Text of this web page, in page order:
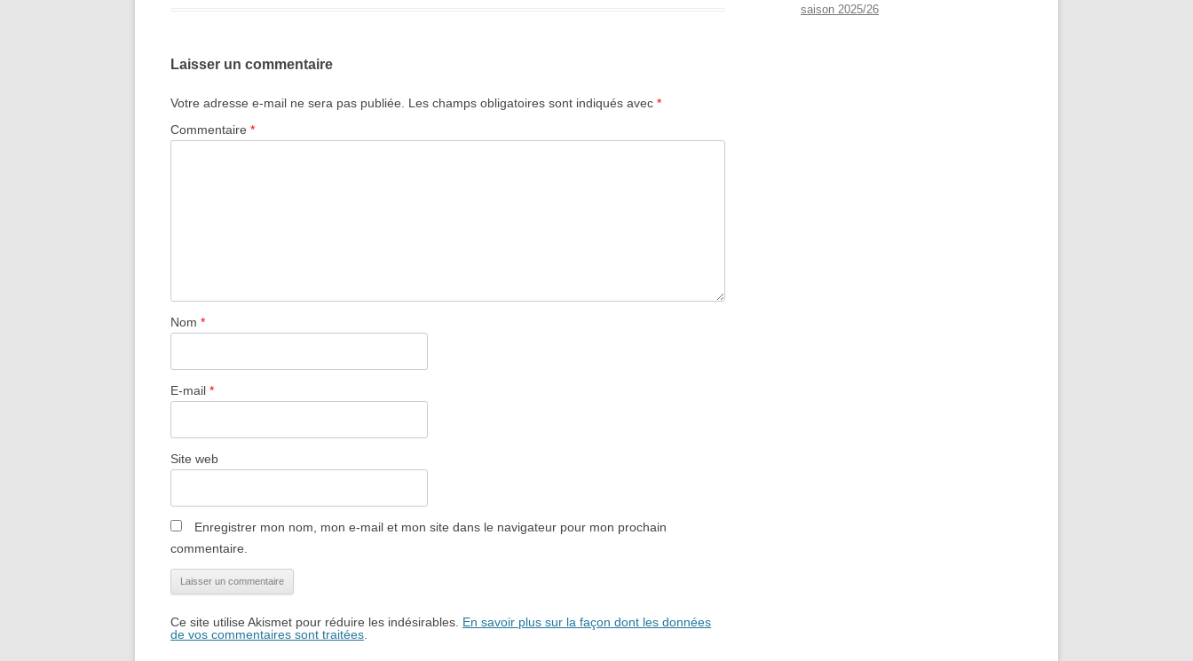
Laisser un commentaire
Votre adresse e-mail ne sera pas publiée. Les champs obligatoires sont indiqués avec *
Commentaire *
Nom *
E-mail *
Site web
Enregistrer mon nom, mon e-mail et mon site dans le navigateur pour mon prochain
commentaire.
Ce site utilise Akismet pour réduire les indésirables. En savoir plus sur la façon dont les données
de vos commentaires sont traitées
saison 2025/26